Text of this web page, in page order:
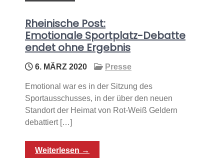
Rheinische Post:
Emotionale Sportplatz-Debatte
endet ohne Ergebnis
6. MÄRZ 2020 Presse
Emotional war es in der Sitzung des
Sportausschusses, in der über den neuen
Standort der Heimat von Rot-Weiß Geldern
debattiert […]
Weiterlesen →